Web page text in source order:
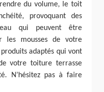
du volume, le toit
provoquant des
qui peuvent être
les mousses de votre
adaptés qui vont
votre toiture terrasse
N’hésitez pas à faire